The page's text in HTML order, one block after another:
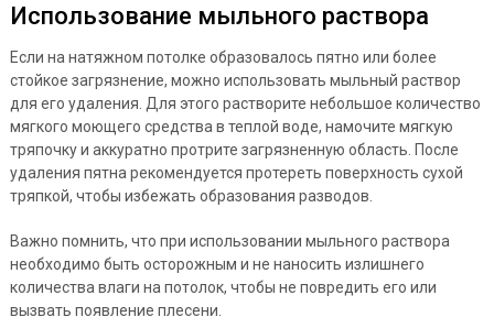
Использование мыльного раствора
Если на натяжном потолке образовалось пятно или более
стойкое загрязнение, можно использовать мыльный раствор
для его удаления. Для этого растворите небольшое количество
мягкого моющего средства в теплой воде, намочите мягкую
тряпочку и аккуратно протрите загрязненную область. После
удаления пятна рекомендуется протереть поверхность сухой
тряпкой, чтобы избежать образования разводов.
Важно помнить, что при использовании мыльного раствора
необходимо быть осторожным и не наносить излишнего
количества влаги на потолок, чтобы не повредить его или
вызвать появление плесени.